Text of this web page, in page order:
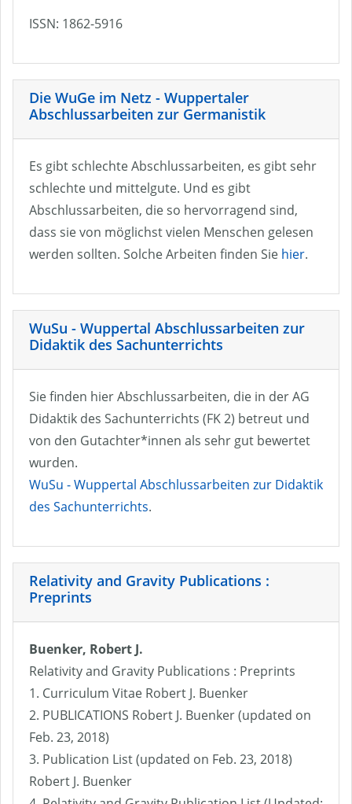
ISSN: 1862-5916
Die WuGe im Netz - Wuppertaler
Abschlussarbeiten zur Germanistik
Es gibt schlechte Abschlussarbeiten, es gibt sehr
schlechte und mittelgute. Und es gibt
Abschlussarbeiten, die so hervorragend sind,
dass sie von möglichst vielen Menschen gelesen
werden sollten. Solche Arbeiten finden Sie hier.
WuSu - Wuppertal Abschlussarbeiten zur
Didaktik des Sachunterrichts
Sie finden hier Abschlussarbeiten, die in der AG
Didaktik des Sachunterrichts (FK 2) betreut und
von den Gutachter*innen als sehr gut bewertet
wurden.
WuSu - Wuppertal Abschlussarbeiten zur Didaktik
des Sachunterrichts.
Relativity and Gravity Publications :
Preprints
Buenker, Robert J.
Relativity and Gravity Publications : Preprints
1. Curriculum Vitae Robert J. Buenker
2. PUBLICATIONS Robert J. Buenker (updated on
Feb. 23, 2018)
3. Publication List (updated on Feb. 23, 2018)
Robert J. Buenker